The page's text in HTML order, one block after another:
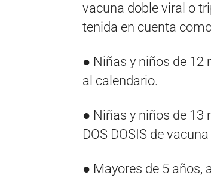
vacuna doble viral o
tenida en cuenta
● Niñas y niños de 12
al calendario.
● Niñas y niños de 13
DOS DOSIS de
● Mayores de 5 años,